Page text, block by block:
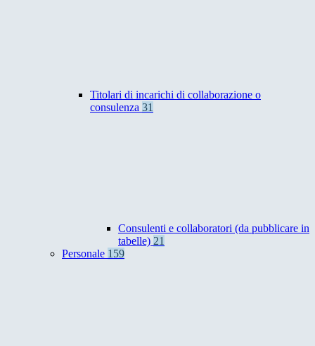
Titolari di incarichi di collaborazione o
consulenza 31
Consulenti e collaboratori (da pubblicare in
tabelle) 21
Personale 159